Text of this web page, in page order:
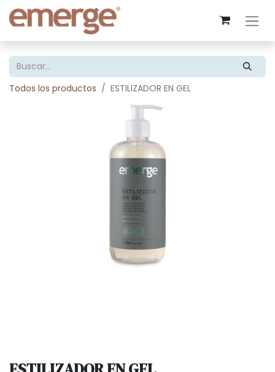
Todos los productos ESTILIZADOR EN GEL